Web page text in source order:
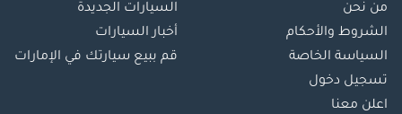
من نحن
الشروط والأحكام
السياسة الخاصة
تسجيل دخول
اعلن معنا
السيارات الجديدة
أخبار السيارات
قم ببيع سيارتك في الإمارات